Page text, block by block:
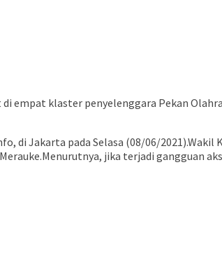
empat klaster penyelenggara Pekan
Jakarta pada Selasa (08/06/2021).Wakil
jika terjadi gangguan